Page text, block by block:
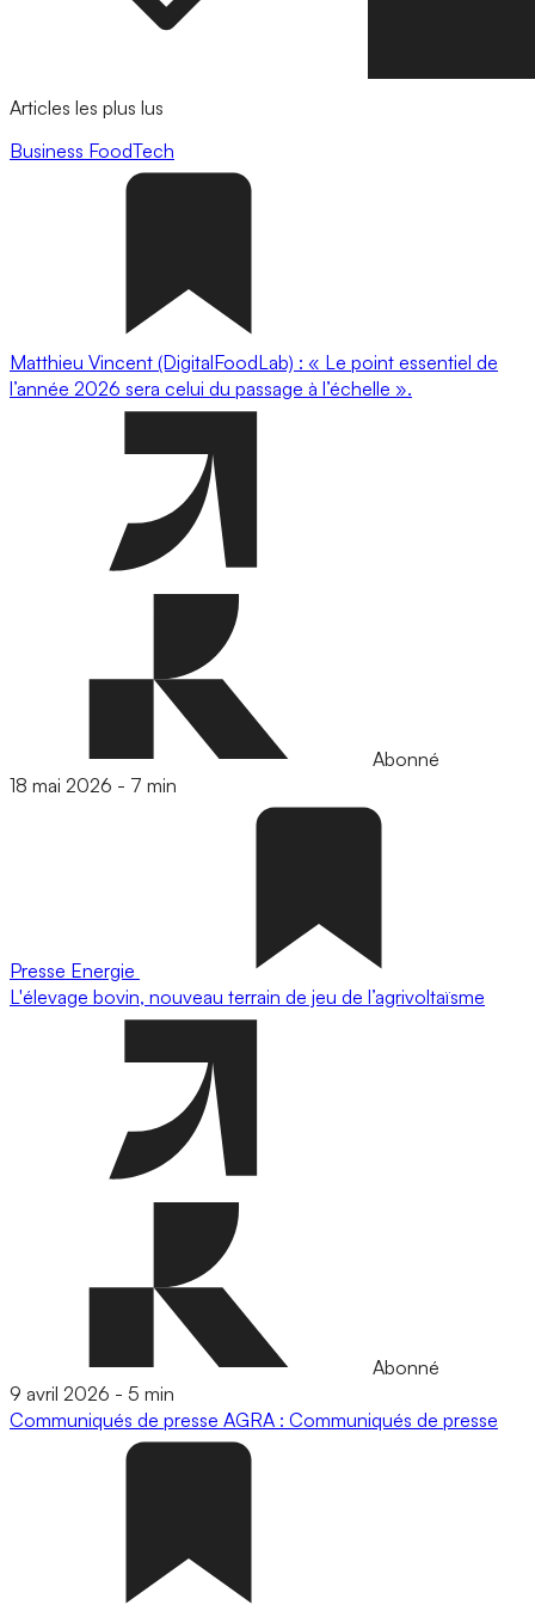
Articles les plus lus
Business FoodTech
Matthieu Vincent (DigitalFoodLab) : « Le point essentiel de
l’année 2026 sera celui du passage à l’échelle ».
Abonné
18 mai 2026 - 7 min
Presse Energie
L'élevage bovin, nouveau terrain de jeu de l’agrivoltaïsme
Abonné
9 avril 2026 - 5 min
Communiqués de presse AGRA : Communiqués de presse